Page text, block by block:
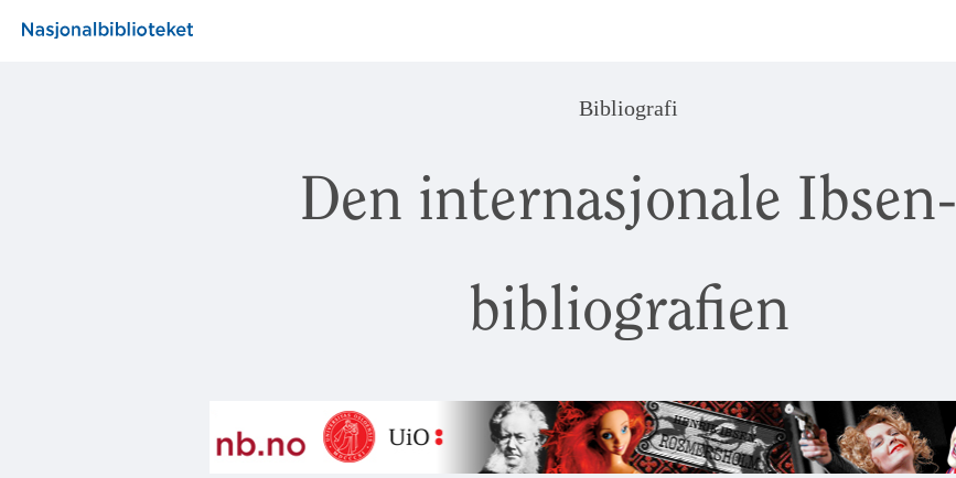
Bibliografi
Den internasjonale Ibsen-
bibliografien